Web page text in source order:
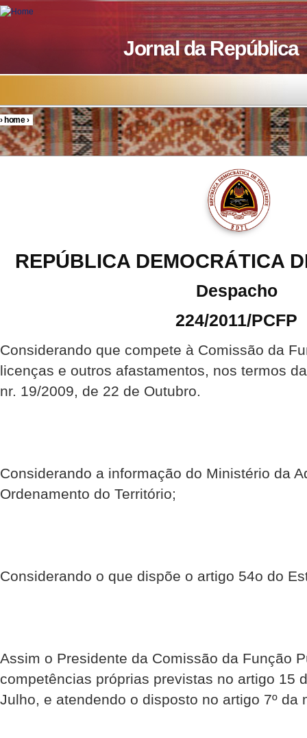
Skip to main content
Jornal da República
You are here
›home›
REPÚBLICA DEMOCRÁTICA
Despacho
224/2011/PCFP
Considerando que compete à Comissão da
licenças e outros afastamentos, nos termos
nr. 19/2009, de 22 de Outubro.
Considerando a informação do Ministério da
Ordenamento do Território;
Considerando o que dispõe o artigo 54o do
Assim o Presidente da Comissão da Função
competências próprias previstas no artigo 15
Julho, e atendendo o disposto no artigo 7º da